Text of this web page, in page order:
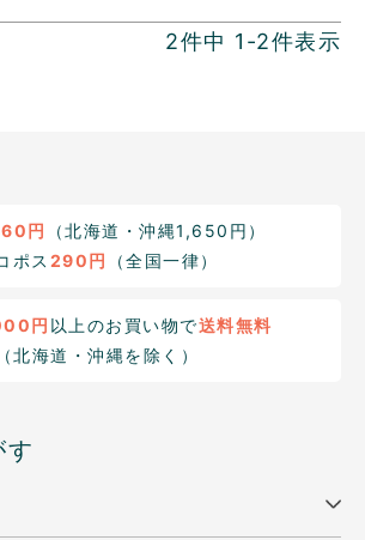
2件中 1 -2件表示
円
（北海道・沖縄1,650円）
ポス 290円 （全国一律）
円 以上のお買い物で送料無料
（北海道・沖縄を除く）